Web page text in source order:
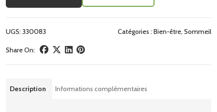
UGS:330083 Catégories :Bien-être, Sommeil
Share On:
Description Informations complémentaires